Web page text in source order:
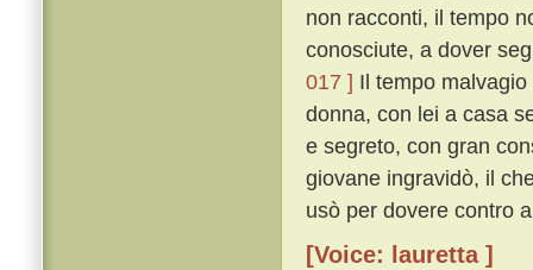
non racconti, il tempo
conosciute, a dover
017 ] Il tempo
donna, con lei a casa
e segreto, con gran
giovane ingravidò, il
usò per dovere contro
[Voice: lauretta ]